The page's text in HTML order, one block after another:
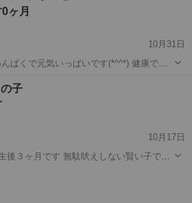
ヶ月
10月31日
で元気いっぱいです(*^^*) 健康です
その他
子
10月17日
後３ヶ月です 無駄吠えしない賢い子です